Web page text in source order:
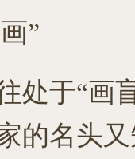
”
于“画盲
的名头